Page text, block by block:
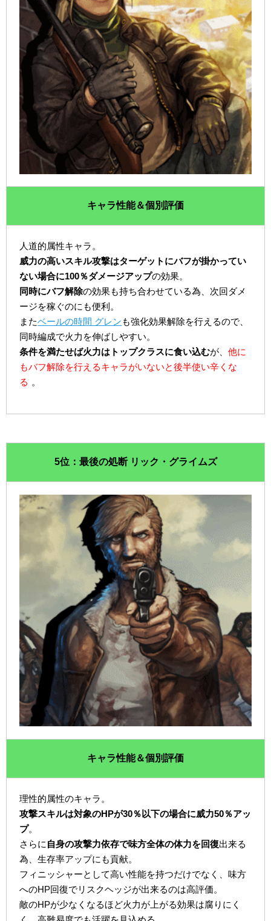
キャラ性能＆個別評価
人道的属性キャラ。
威力の高いスキル攻撃はターゲットにバフが掛かってい
ない場合に100％ダメージアップの効果。
同時にバフ解除の効果も持ち合わせている為、次回ダメ
ージを稼ぐのにも便利。
またベールの時間 グレンも強化効果解除を行えるので、
同時編成で火力を伸ばしやすい。
条件を満たせば火力はトップクラスに食い込むが、他に
もバフ解除を行えるキャラがいないと後半使い辛くな
る 。
5位：最後の処断 リック・グライムズ
キャラ性能＆個別評価
理性的属性のキャラ。
攻撃スキルは対象のHPが30％以下の場合に威力50％アッ
プ。
さらに 自身の攻撃力依存で味方全体の体力を回復出来る
為、生存率アップにも貢献。
フィニッシャーとして高い性能を持つだけでなく、味方
へのHP回復でリスクヘッジが出来るのは高評価。
敵のHPが少なくなるほど火力が上がる効果は腐りにく